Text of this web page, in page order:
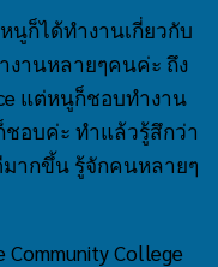
นูก็ได้ทำงานเกี่ยวกับ
งานหลายๆคนค่ะ ถึง
แต่หนูก็ชอบทำงาน
อบค่ะ ทำแล้วรู้สึกว่า
ากขึ้น รู้จักคนหลายๆ